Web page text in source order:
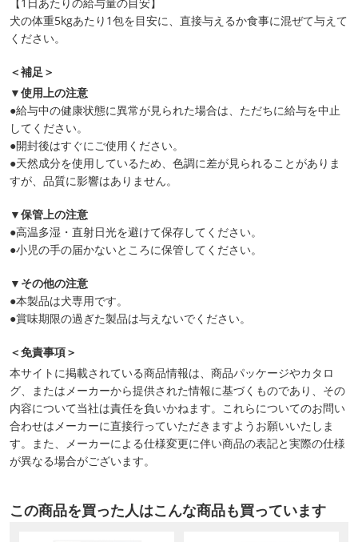
【1日あたりの給与量の目安】
犬の体重5kgあたり1包を目安に、直接与えるか食事に混ぜて与えて
ください。
＜補足＞
▼使用上の注意
●給与中の健康状態に異常が見られた場合は、ただちに給与を中止
してください。
●開封後はすぐにご使用ください。
●天然成分を使用しているため、色調に差が見られることがありま
すが、品質に影響はありません。
▼保管上の注意
●高温多湿・直射日光を避けて保存してください。
●小児の手の届かないところに保管してください。
▼その他の注意
●本製品は犬専用です。
●賞味期限の過ぎた製品は与えないでください。
＜免責事項＞
本サイトに掲載されている商品情報は、商品パッケージやカタロ
グ、またはメーカーから提供された情報に基づくものであり、その
内容について当社は責任を負いかねます。これらについてのお問い
合わせはメーカーに直接行っていただきますようお願いいたしま
す。また、メーカーによる仕様変更に伴い商品の表記と実際の仕様
が異なる場合がございます。
この商品を買った人はこんな商品も買っています